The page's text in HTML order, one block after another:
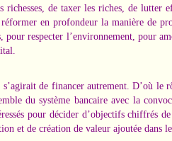
richesses, de taxer les riches, de lutter
en profondeur la manière de
pour respecter l’environnement, pour
de financer autrement. D’où le
du système bancaire avec la
pour décider d’objectifs chiffrés
et de création de valeur ajoutée dans